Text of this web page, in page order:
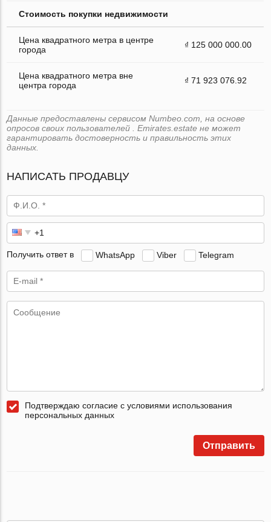
Стоимость покупки недвижимости
Цена квадратного метра в центре
города
₫ 125 000 000.00
Цена квадратного метра вне
центра города
₫ 71 923 076.92
Данные предоставлены сервисом Numbeo.com, на основе
опросов своих пользователей . Emirates.estate не может
гарантировать достоверность и правильность этих
данных.
НАПИСАТЬ ПРОДАВЦУ
Получить ответ в WhatsApp Viber Telegram
Подтверждаю согласие с условиями использования
персональных данных
Отправить